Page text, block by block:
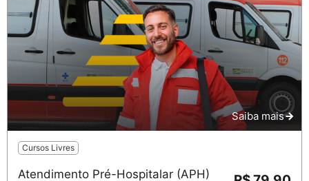
Saiba mais
Cursos Livres
Atendimento Pré-Hospitalar (APH)